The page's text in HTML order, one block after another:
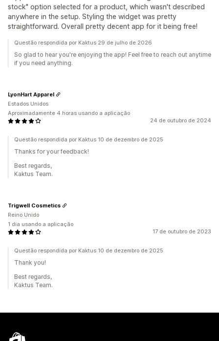
stock" option selected for a product, which wasn't described
anywhere in the setup. Styling the widget was pretty
straightforward. Overall pretty decent app for it being free!
Questão respondida por Kaktus 29 de julho de 2026
So glad to hear you're enjoying the app! Feel free to reach out anytime
if you need anything.
24 de outubro de 2024
LyonHart Apparel
Estados Unidos
Aproximadamente 4 horas usando a aplicação
Questão respondida por Kaktus 10 de dezembro de 2025
Thanks for your feedback!
Best regards,
Kaktus Team.
17 de outubro de 2023
Trigwell Cosmetics
Reino Unido
1 dia usando a aplicação
Questão respondida por Kaktus 10 de dezembro de 2025
Thank you!
Best regards,
Kaktus Team.